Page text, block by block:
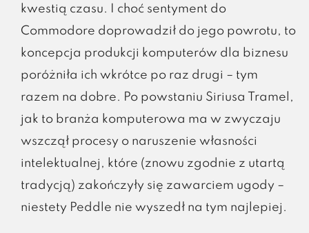
kwestią czasu. I choć sentyment do
Commodore doprowadził do jego powrotu, to
koncepcja produkcji komputerów dla biznesu
poróżniła ich wkrótce po raz drugi – tym
razem na dobre. Po powstaniu Siriusa Tramel,
jak to branża komputerowa ma w zwyczaju
wszczął procesy o naruszenie własności
intelektualnej, które (znowu zgodnie z utartą
tradycją) zakończyły się zawarciem ugody –
niestety Peddle nie wyszedł na tym najlepiej.